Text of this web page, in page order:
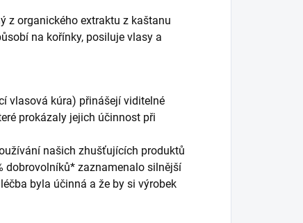
z organického extraktu z kaštanu
na kořínky, posiluje vlasy a
vlasová kúra) přinášejí viditelné
prokázaly jejich účinnost při
našich zhušťujících produktů
dobrovolníků* zaznamenalo silnější
byla účinná a že by si výrobek